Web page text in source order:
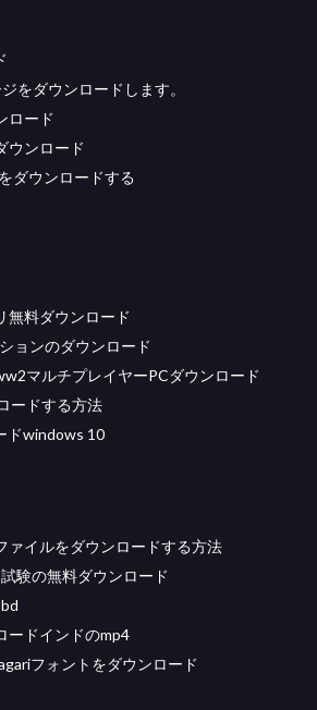
をダウンロードします。
ロード
ウンロード
ダウンロードする
無料ダウンロード
ョンのダウンロード
マルチプレイヤーPCダウンロード
ードする方法
ドwindows 10
ァイルをダウンロードする方法
験の無料ダウンロード
ードインドのmp4
フォントをダウンロード